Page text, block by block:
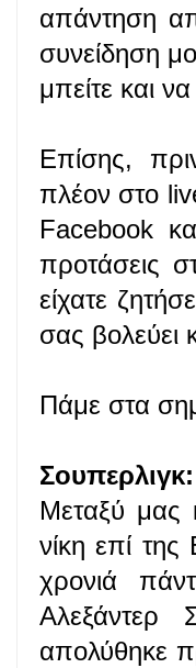
απάντηση
συνείδηση
μπείτε και
Επίσης,
πλέον στο
Facebook
προτάσεις
είχατε
σας βολεύει
Πάμε στα
Μεταξύ μας
νίκη επί
χρονιά
Αλεξάντερ
απολύθηκε